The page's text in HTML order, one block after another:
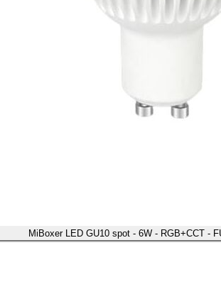
MiBoxer LED GU10 spot - 6W - RGB+CCT -